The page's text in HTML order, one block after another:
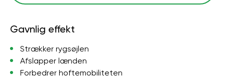
Gavnlig effekt
Strækker rygsøjlen
Afslapper lænden
Forbedrer hoftemobiliteten